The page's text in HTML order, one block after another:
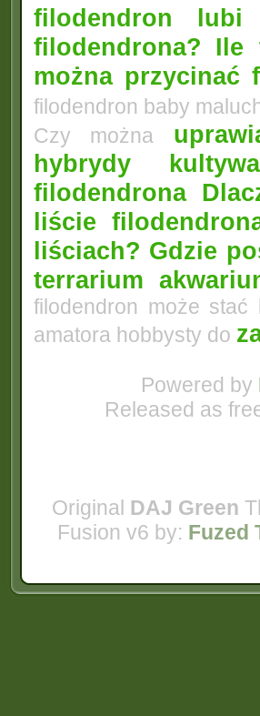
filodendron lubi
filodendrona? Ile
można przycinać
filodendron baby
Czy można
hybrydy
filodendrona
liście
liściach? Gdzie
terrarium
filodendron może stać
amatora hobbysty do
Powered by
Released as
Original DAJ Green
Fusion v6 by: Fuzed